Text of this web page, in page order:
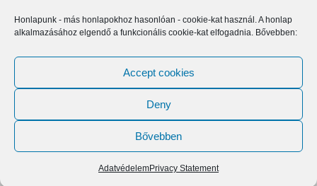
Honlapunk - más honlapokhoz hasonlóan - cookie-kat használ. A honlap
alkalmazásához elgendő a funkcionális cookie-kat elfogadnia. Bővebben:
Accept cookies
Deny
Bővebben
AdatvédelemPrivacy Statement
Egerfarmos.hu. A sablont készítette:
WordPress